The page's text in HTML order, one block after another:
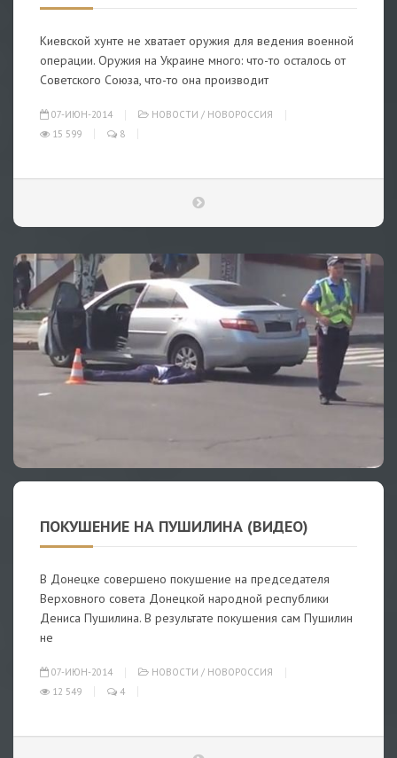
Киевской хунте не хватает оружия для ведения военной
операции. Оружия на Украине много: что-то осталось от
Советского Союза, что-то она производит
07-ИЮН-2014 НОВОСТИ / НОВОРОССИЯ
15 599
8
ПОКУШЕНИЕ НА ПУШИЛИНА (ВИДЕО)
В Донецке совершено покушение на председателя
Верховного совета Донецкой народной республики
Дениса Пушилина. В результате покушения сам Пушилин
не
07-ИЮН-2014 НОВОСТИ / НОВОРОССИЯ
12 549
4